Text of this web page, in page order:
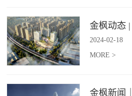
2024-02-18
MORE >